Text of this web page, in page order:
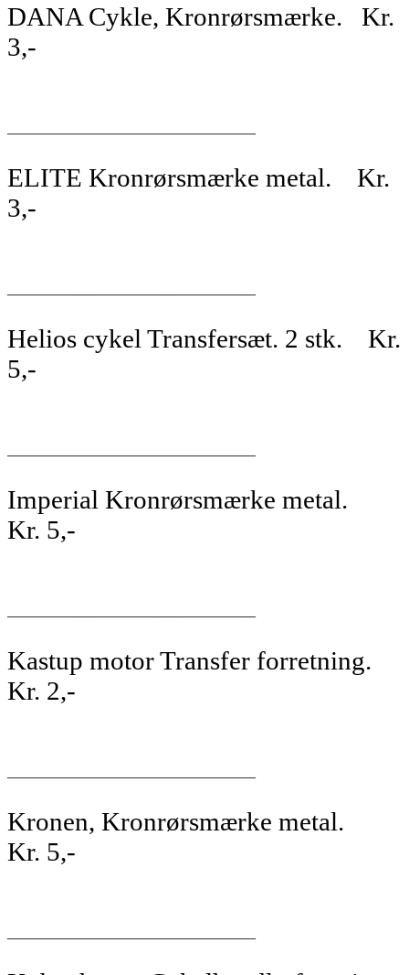
DANA Cykle, Kronrørsmærke. Kr.
3,-
ELITE Kronrørsmærke metal. Kr.
3,-
Helios cykel Transfersæt. 2 stk. Kr.
5,-
Imperial Kronrørsmærke metal.
Kr. 5,-
Kastup motor Transfer forretning.
Kr. 2,-
Kronen, Kronrørsmærke metal.
Kr. 5,-